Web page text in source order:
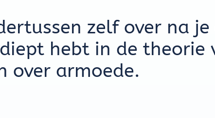
zelf over na
hebt in de theorie
over armoede.